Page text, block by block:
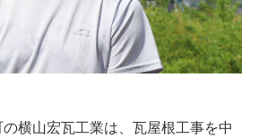
横山宏瓦工業は、瓦屋根工事を中